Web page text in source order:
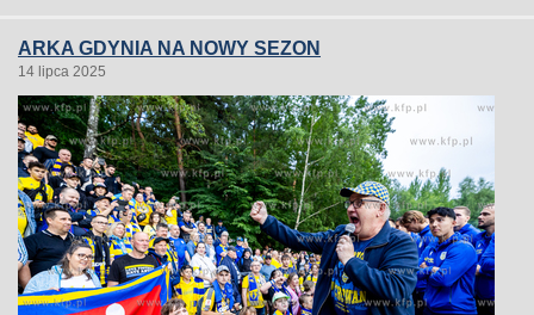
ARKA GDYNIA NA NOWY SEZON
14 lipca 2025